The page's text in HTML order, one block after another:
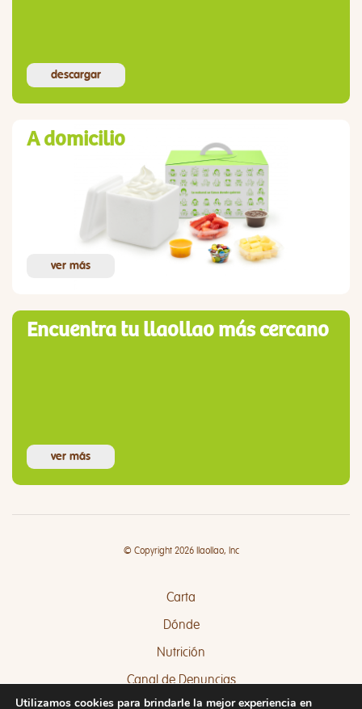
descargar
A domicilio
ver más
Encuentra tu llaollao más cercano
ver más
© Copyright 2026 llaollao, Inc
Carta
Dónde
Nutrición
Canal de Denuncias
Utilizamos cookies para brindarle la mejor experiencia en